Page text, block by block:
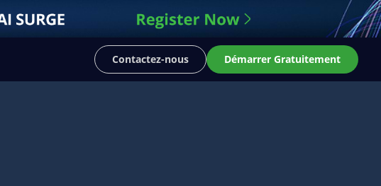
Contactez-nous Démarrer Gratuitement